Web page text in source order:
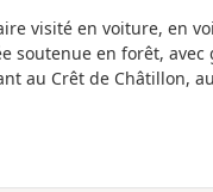
visité en voiture, en
soutenue en forêt, avec
au Crêt de Châtillon,